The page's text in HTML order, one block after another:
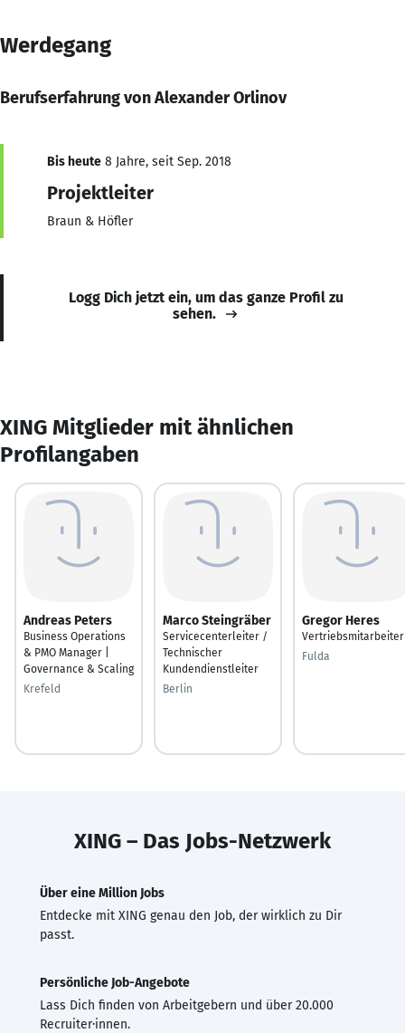
Werdegang
Berufserfahrung von Alexander Orlinov
Bis heute 8 Jahre, seit Sep. 2018
Projektleiter
Braun & Höfler
Logg Dich jetzt ein, um das ganze Profil zu
sehen.
XING Mitglieder mit ähnlichen
Profilangaben
Andreas Peters
Business Operations
& PMO Manager |
Governance & Scaling
Krefeld
Marco Steingräber
Servicecenterleiter /
Technischer
Kundendienstleiter
Berlin
Gregor Heres
Vertriebsmitarbeiter
Fulda
XING – Das Jobs-Netzwerk
Über eine Million Jobs
Entdecke mit XING genau den Job, der wirklich zu Dir
passt.
Persönliche Job-Angebote
Lass Dich finden von Arbeitgebern und über 20.000
Recruiter·innen.